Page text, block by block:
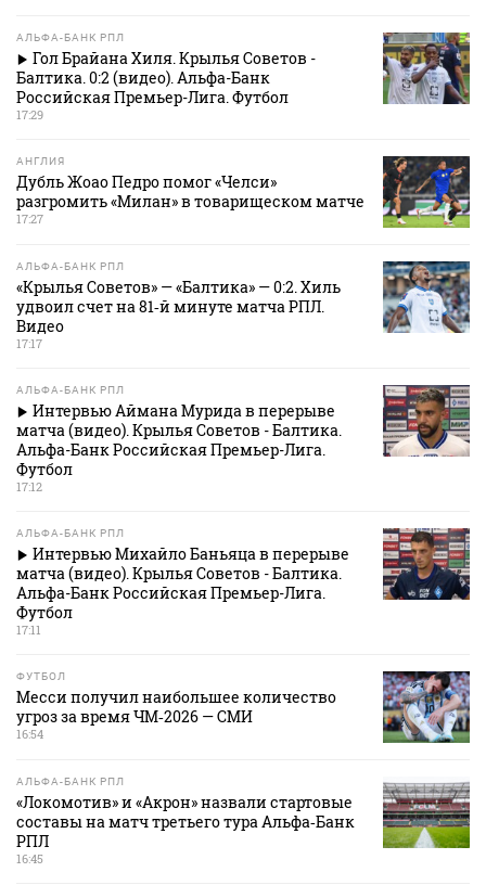
АЛЬФА-БАНК РПЛ
Гол Брайана Хиля. Крылья Советов -
Балтика. 0:2 (видео). Альфа-Банк
Российская Премьер-Лига. Футбол
17:29
АНГЛИЯ
Дубль Жоао Педро помог «Челси»
разгромить «Милан» в товарищеском матче
17:27
АЛЬФА-БАНК РПЛ
«Крылья Советов» — «Балтика» — 0:2. Хиль
удвоил счет на 81‑й минуте матча РПЛ.
Видео
17:17
АЛЬФА-БАНК РПЛ
Интервью Аймана Мурида в перерыве
матча (видео). Крылья Советов - Балтика.
Альфа-Банк Российская Премьер-Лига.
Футбол
17:12
АЛЬФА-БАНК РПЛ
Интервью Михайло Баньяца в перерыве
матча (видео). Крылья Советов - Балтика.
Альфа-Банк Российская Премьер-Лига.
Футбол
17:11
ФУТБОЛ
Месси получил наибольшее количество
угроз за время ЧМ‑2026 — СМИ
16:54
АЛЬФА-БАНК РПЛ
«Локомотив» и «Акрон» назвали стартовые
составы на матч третьего тура Альфа‑Банк
РПЛ
16:45